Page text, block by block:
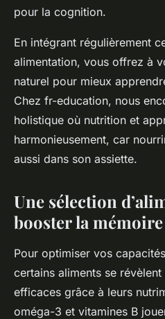
pour la cognition.
En intégrant régulièrement
alimentation, vous offrez à
naturel pour mieux
Chez fr-education, nous
holistique où nutrition et
harmonieusement, car
aussi dans son assiette.
Une sélection
booster la
Pour optimiser vos
certains aliments se
efficaces grâce à leurs
oméga-3 et vitamines B